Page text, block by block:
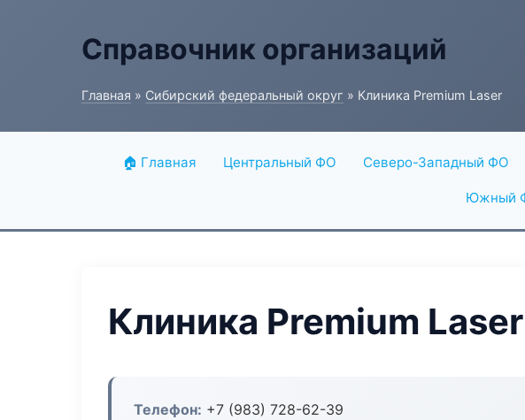
Справочник организаций
Главная » Сибирский федеральный округ » Клиника Premium Laser
🏠 Главная Центральный ФО Северо-Западный ФО
Южный
Клиника Premium Laser
Телефон: +7 (983) 728-62-39